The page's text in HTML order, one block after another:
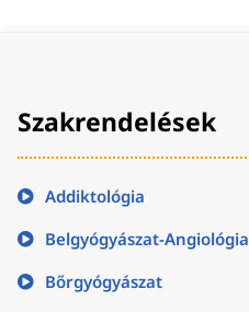
Szakrendelések
Addiktológia
Belgyógyászat-Angiológia
Bőrgyógyászat